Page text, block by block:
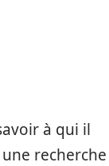
à qui il
recherche